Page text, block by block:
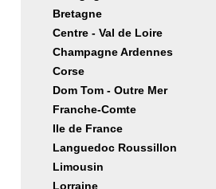
Bretagne
Centre - Val de Loire
Champagne Ardennes
Corse
Dom Tom - Outre Mer
Franche-Comte
Ile de France
Languedoc Roussillon
Limousin
Lorraine